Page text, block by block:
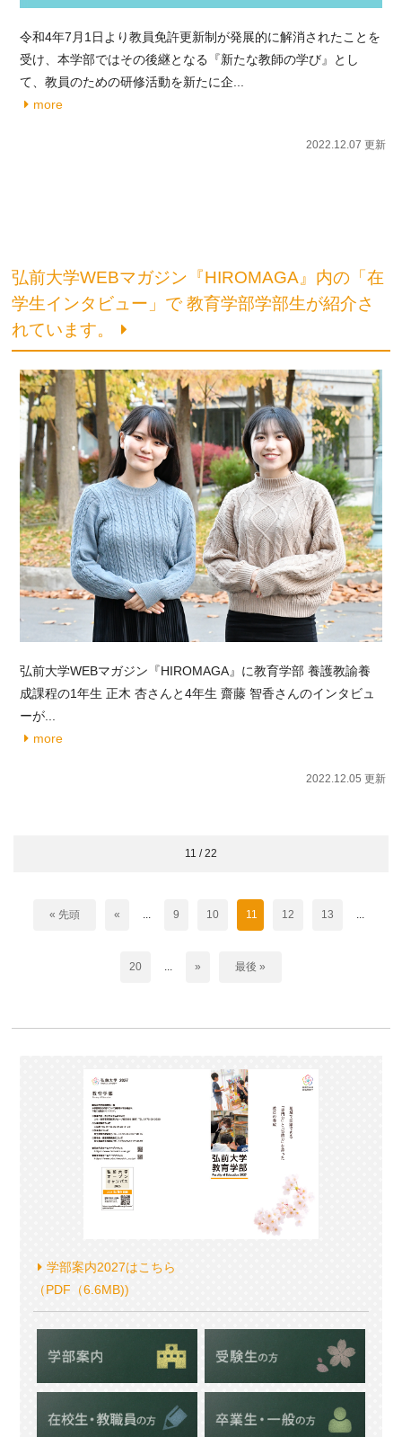
令和4年7月1日より教員免許更新制が発展的に解消されたことを
受け、本学部ではその後継となる『新たな教師の学び』とし
て、教員のための研修活動を新たに企...
more
2022.12.07 更新
弘前大学WEBマガジン『HIROMAGA』内の「在
学生インタビュー」で 教育学部学部生が紹介さ
れています。
弘前大学WEBマガジン『HIROMAGA』に教育学部 養護教諭養
成課程の1年生 正木 杏さんと4年生 齋藤 智香さんのインタビュ
ーが...
more
2022.12.05 更新
11 / 22
« 先頭 « ... 9 10 11 12 13 ...
20 » 最後 »
学部案内2027はこちら
（PDF（6.6MB))